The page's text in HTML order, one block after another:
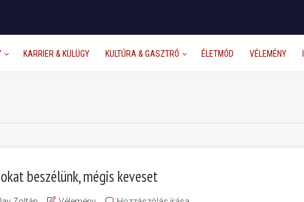
KARRIER & KÜLÜGY KULTÚRA & GASZTRÓ ÉLETMÓD VÉLEMÉNY
beszélünk, mégis keveset